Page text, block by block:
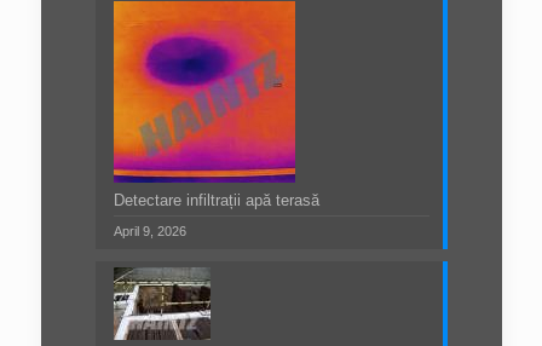
Detectare infiltrații apă terasă
April 9, 2026